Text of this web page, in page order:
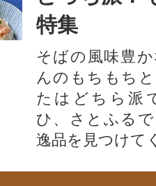
特集
そばの風味豊
んのもちもち
たはどちら派
ひ、さとふる
逸品を見つけて